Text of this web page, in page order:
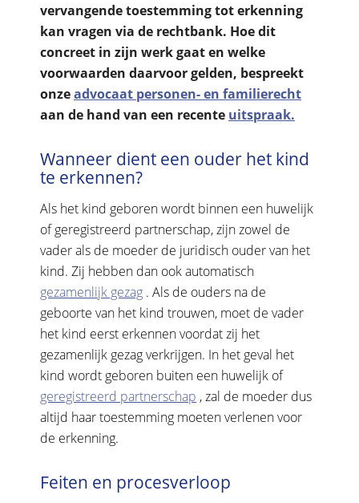
vervangende toestemming tot erkenning
kan vragen via de rechtbank. Hoe dit
concreet in zijn werk gaat en welke
voorwaarden daarvoor gelden, bespreekt
onzeadvocaat personen- en familierecht
aan de hand van een recente uitspraak.
Wanneer dient een ouder het kind
te erkennen?
Als het kind geboren wordt binnen een huwelijk
of geregistreerd partnerschap, zijn zowel de
vader als de moeder de juridisch ouder van het
kind. Zij hebben dan ook automatisch
gezamenlijk gezag . Als de ouders na de
geboorte van het kind trouwen, moet de vader
het kind eerst erkennen voordat zij het
gezamenlijk gezag verkrijgen. In het geval het
kind wordt geboren buiten een huwelijk of
geregistreerd partnerschap , zal de moeder dus
altijd haar toestemming moeten verlenen voor
de erkenning.
Feiten en procesverloop